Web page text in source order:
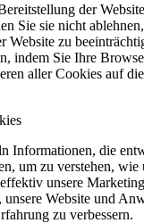
der
Sie sie nicht
Website zu
indem Sie Ihre
aller Cookies auf
Informationen, die
um zu verstehen, wie
unsere
unsere Website und
zu verbessern.